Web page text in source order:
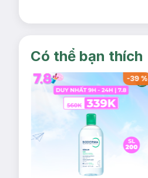
Có thể bạn thích
-39%